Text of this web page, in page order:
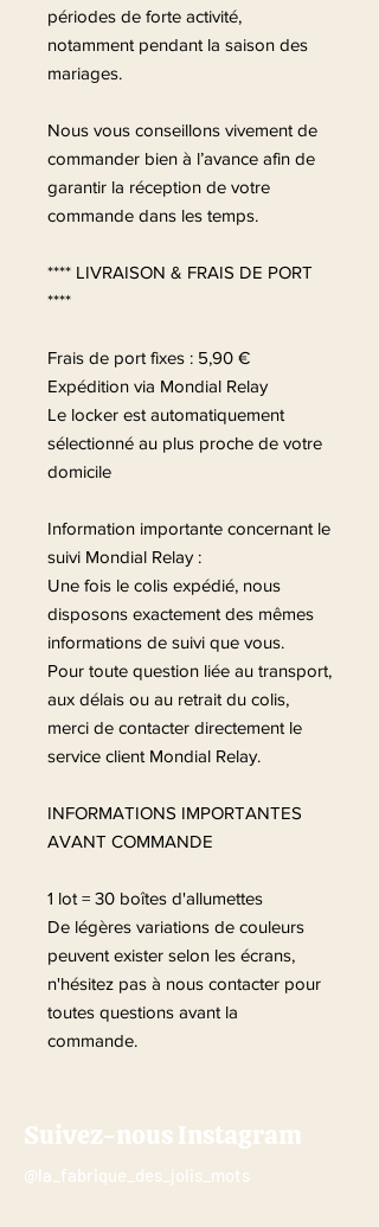
périodes de forte activité,
notamment pendant la saison des
mariages.
Nous vous conseillons vivement de
commander bien à l’avance afin de
garantir la réception de votre
commande dans les temps.
**** LIVRAISON & FRAIS DE PORT
****
Frais de port fixes : 5,90 €
Expédition via Mondial Relay
Le locker est automatiquement
sélectionné au plus proche de votre
domicile
Information importante concernant le
suivi Mondial Relay :
Une fois le colis expédié, nous
disposons exactement des mêmes
informations de suivi que vous.
Pour toute question liée au transport,
aux délais ou au retrait du colis,
merci de contacter directement le
service client Mondial Relay.
INFORMATIONS IMPORTANTES
AVANT COMMANDE
1 lot = 30 boîtes d'allumettes
De légères variations de couleurs
peuvent exister selon les écrans,
n'hésitez pas à nous contacter pour
toutes questions avant la
commande.
Suivez-nous Instagram
@la_fabrique_des_jolis_mots